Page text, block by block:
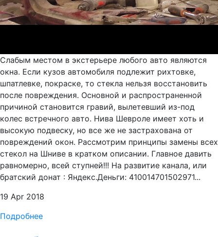
Слабым местом в экстерьере любого авто являются
окна. Если кузов автомобиля подлежит рихтовке,
шпатлевке, покраске, то стекла нельзя восстановить
после повреждения. Основной и распространенной
причиной становится гравий, вылетевший из-под
колес встречного авто. Нива Шевроле имеет хоть и
высокую подвеску, но все же не застрахована от
повреждений окон. Рассмотрим принципы замены всех
стекол на Шниве в кратком описании. Главное давить
равномерно, всей ступней!!! На развитие канала, или
братский донат : Яндекс.Деньги: 410014701502971...
19 Apr 2018
Подробнее